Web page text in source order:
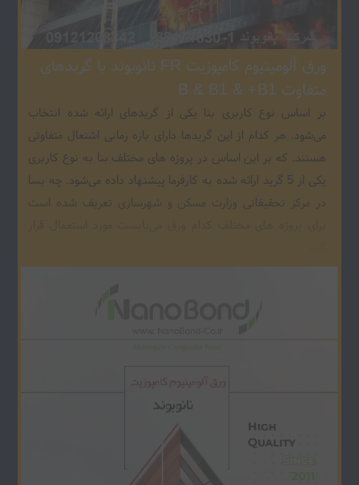
ورق آلومینیوم کامپوزیت FR نانوبوند با گریدهای
متفاوت B & B1 & +B1
بر اساس نوع کاربری بنا یکی از گریدهای ارائه شده انتخاب
می‌شود. هر کدام از این گریدها دارای بازه زمانی اشتعال متفاوتی
هستند. که بر این اساس در پروژه های مختلف بنا به نوع کاربری
یکی از 5 گرید ارائه شده به کارفرما پیشنهاد داده می‌شود. چه بسا
در مرکز تحقیقاتی وزارت مسکن و شهرسازی تعریف شده است